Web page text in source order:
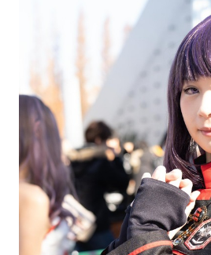
音楽
グラビア
ショッピング
その他
プッシュ通知の停止方法